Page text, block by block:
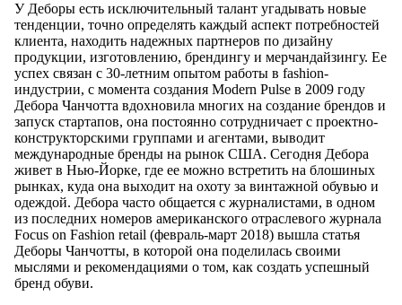
У Деборы есть исключительный талант угадывать новые
тенденции, точно определять каждый аспект потребностей
клиента, находить надежных партнеров по дизайну
продукции, изготовлению, брендингу и мерчандайзингу. Ее
успех связан с 30-летним опытом работы в fashion-
индустрии, с момента создания Modern Pulse в 2009 году
Дебора Чанчотта вдохновила многих на создание брендов и
запуск стартапов, она постоянно сотрудничает с проектно-
конструкторскими группами и агентами, выводит
международные бренды на рынок США. Сегодня Дебора
живет в Нью-Йорке, где ее можно встретить на блошиных
рынках, куда она выходит на охоту за винтажной обувью и
одеждой. Дебора часто общается с журналистами, в одном
из последних номеров американского отраслевого журнала
Focus on Fashion retail (февраль-март 2018) вышла статья
Деборы Чанчотты, в которой она поделилась своими
мыслями и рекомендациями о том, как создать успешный
бренд обуви.